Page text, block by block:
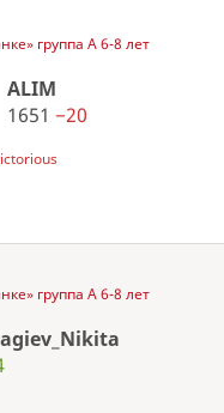
группа А 6-8 лет
ALIM
1651−20
группа А 6-8 лет